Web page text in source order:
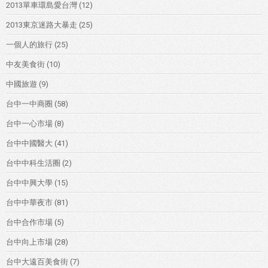
2013單車環島愛台灣 (12)
2013東京迷路大暴走 (25)
一個人的旅行 (25)
中友美食街 (10)
中國旅遊 (9)
台中一中商圈 (58)
台中一心市場 (8)
台中中國醫大 (41)
台中中科生活圈 (2)
台中中興大學 (15)
台中中華夜市 (81)
台中合作市場 (5)
台中向上市場 (28)
台中大遠百美食街 (7)